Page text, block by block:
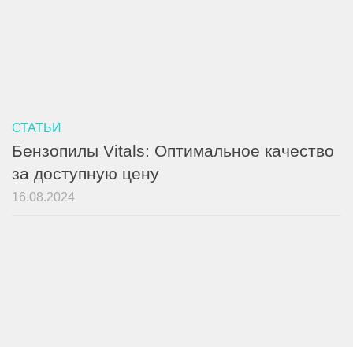
СТАТЬИ
Бензопилы Vitals: Оптимальное качество
за доступную цену
16.08.2024